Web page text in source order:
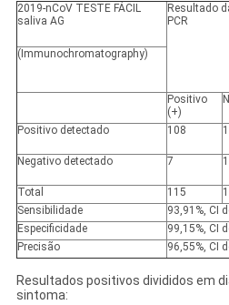
2019-nCoV TESTE FÁCIL
saliva AG
Resultado
PCR
(Immunochromatography)
Positivo
(+)
Positivodetectado 108 1
Negativodetectado 7
Total 115
Sensibilidade
93,91%, CI
Especificidade
99,15%, CI
Precisão
96,55%, CI
Resultados positivos divididos em
sintoma: